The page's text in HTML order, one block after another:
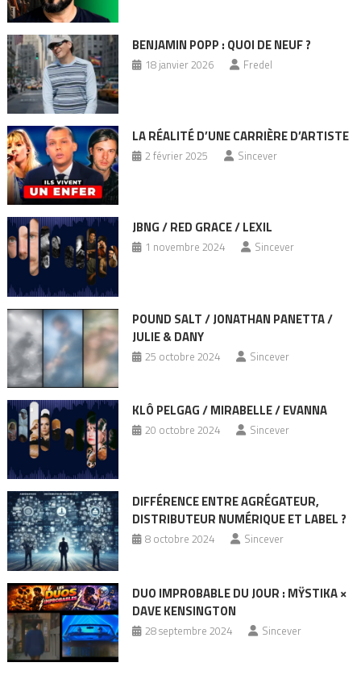
BENJAMIN POPP : QUOI DE NEUF ?
18 janvier 2026 Fredel
LA RÉALITÉ D’UNE CARRIÈRE D’ARTISTE
2 février 2025 Sincever
JBNG / RED GRACE / LEXIL
1 novembre 2024 Sincever
POUND SALT / JONATHAN PANETTA /
JULIE & DANY
25 octobre 2024 Sincever
KLÔ PELGAG / MIRABELLE / EVANNA
20 octobre 2024 Sincever
DIFFÉRENCE ENTRE AGRÉGATEUR,
DISTRIBUTEUR NUMÉRIQUE ET LABEL ?
8 octobre 2024 Sincever
DUO IMPROBABLE DU JOUR : MŸSTIKA ×
DAVE KENSINGTON
28 septembre 2024 Sincever